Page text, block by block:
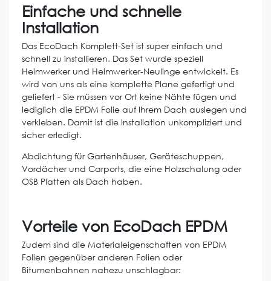
Einfache und schnelle
Installation
Das EcoDach Komplett-Set ist super einfach und
schnell zu installieren. Das Set wurde speziell
Heimwerker und Heimwerker-Neulinge entwickelt. Es
wird von uns als eine komplette Plane gefertigt und
geliefert - Sie müssen vor Ort keine Nähte fügen und
lediglich die EPDM Folie auf Ihrem Dach auslegen und
verkleben. Damit ist die Installation unkompliziert und
sicher erledigt.
Abdichtung für Gartenhäuser, Geräteschuppen,
Vordächer und Carports, die eine Holzschalung oder
OSB Platten als Dach haben.
Vorteile von EcoDach EPDM
Zudem sind die Materialeigenschaften von EPDM
Folien gegenüber anderen Folien oder
Bitumenbahnen nahezu unschlagbar: